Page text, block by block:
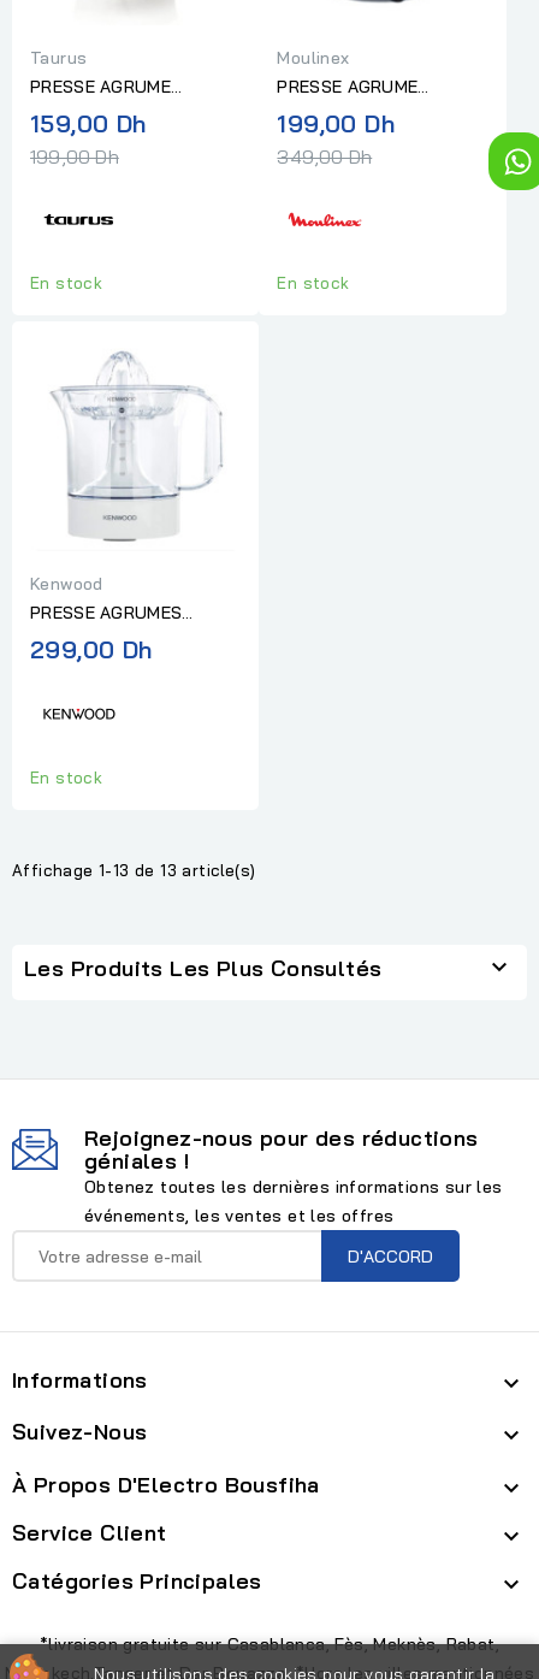
Taurus
PRESSE AGRUME
TAURUS TC 500
159,00 DhPrix
199,00 Dh
En stock
Moulinex
PRESSE AGRUME
MOULINEX ULTRA
COMPACT450ML NOIR
199,00 DhPrix
349,00 Dh
En stock
Kenwood
PRESSE AGRUMES
KENWOOD 1L BLANC
299,00 Dh
En stock
Affichage 1-13 de 13 article(s)
Les Produits Les Plus Consultés 
Rejoignez-nous pour des réductions
géniales !
Obtenez toutes les dernières informations sur les
événements, les ventes et les offres
Informations 
Suivez-Nous 
À Propos D'Electro Bousfiha 
Service Client 
Catégories Principales 
Nous utilisons des cookies pour vous garantir la
*livraison gratuite sur Casablanca, Fès, Meknès, Rabat,
Marrakech,Tanger et Dar Bouazza. *Hors les villes mentionnées